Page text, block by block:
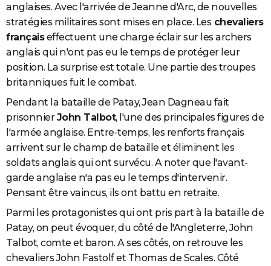
anglaises. Avec l'arrivée de Jeanne d'Arc, de nouvelles
stratégies militaires sont mises en place. Leschevaliers
françaiseffectuent une charge éclair sur les archers
anglais qui n'ont pas eu le temps de protéger leur
position. La surprise est totale. Une partie des troupes
britanniques fuit le combat.
Pendant la bataille de Patay, Jean Dagneau fait
prisonnierJohn Talbot, l'une des principales figures de
l'armée anglaise. Entre-temps, les renforts français
arrivent sur le champ de bataille et éliminent les
soldats anglais qui ont survécu. A noter que l'avant-
garde anglaise n'a pas eu le temps d'intervenir.
Pensant être vaincus, ils ont battu en retraite.
Parmi les protagonistes qui ont pris part à la bataille de
Patay, on peut évoquer, du côté de l'Angleterre, John
Talbot, comte et baron. A ses côtés, on retrouve les
chevaliers John Fastolf et Thomas de Scales. Côté